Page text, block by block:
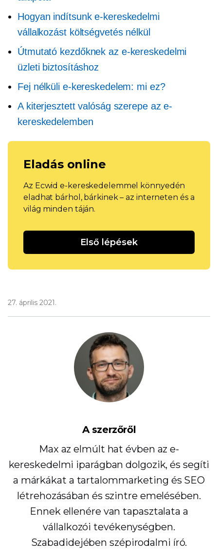
Hogyan indítsunk e-kereskedelmi
vállalkozást költségvetés nélkül
Útmutató kezdőknek az e-kereskedelmi
üzleti biztosításhoz
Fej nélküli e-kereskedelem: mi ez?
A kiterjesztett valóság szerepe az e-
kereskedelemben
Eladás online
Az Ecwid e-kereskedelemmel könnyedén
eladhat bárhol, bárkinek – az interneten és a
világ minden táján.
Első lépések
27. április 2021.
A szerzőről
Max az elmúlt hat évben az e-
kereskedelmi iparágban dolgozik, és segíti
a márkákat a tartalommarketing és SEO
létrehozásában és szintre emelésében.
Ennek ellenére van tapasztalata a
vállalkozói tevékenységben.
Szabadidejében szépirodalmi író.